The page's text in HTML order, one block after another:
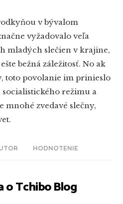
HODNOTENIE
o Tchibo Blog
v bývalom
vyžadovalo veľa
mladých slečien v krajine,
bežná záležitosť. No ak
toto povolanie im prinieslo
socialistického režimu a
mnohé zvedavé slečny,